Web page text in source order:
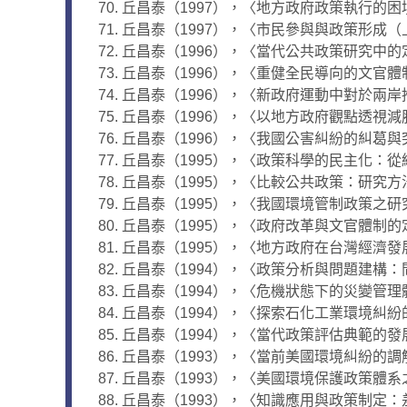
丘昌泰（1997），〈地方政府政策執行的
丘昌泰（1997），〈市民參與與政策形成
丘昌泰（1996），〈當代公共政策研究中
丘昌泰（1996），〈重健全民導向的文官
丘昌泰（1996），〈新政府運動中對於兩
丘昌泰（1996），〈以地方政府觀點透視
丘昌泰（1996），〈我國公害糾紛的糾葛
丘昌泰（1995），〈政策科學的民主化：
丘昌泰（1995），〈比較公共政策：研究
丘昌泰（1995），〈我國環境管制政策之
丘昌泰（1995），〈政府改革與文官體制
丘昌泰（1995），〈地方政府在台灣經濟
丘昌泰（1994），〈政策分析與問題建構
丘昌泰（1994），〈危機狀態下的災變管
丘昌泰（1994），〈探索石化工業環境糾
丘昌泰（1994），〈當代政策評估典範的
丘昌泰（1993），〈當前美國環境糾紛的
丘昌泰（1993），〈美國環境保護政策體
丘昌泰（1993），〈知識應用與政策制定